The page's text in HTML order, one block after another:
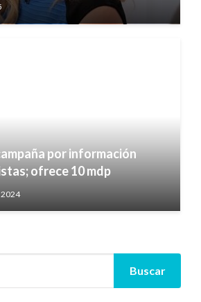
por información
ofrece 10 mdp
Buscar